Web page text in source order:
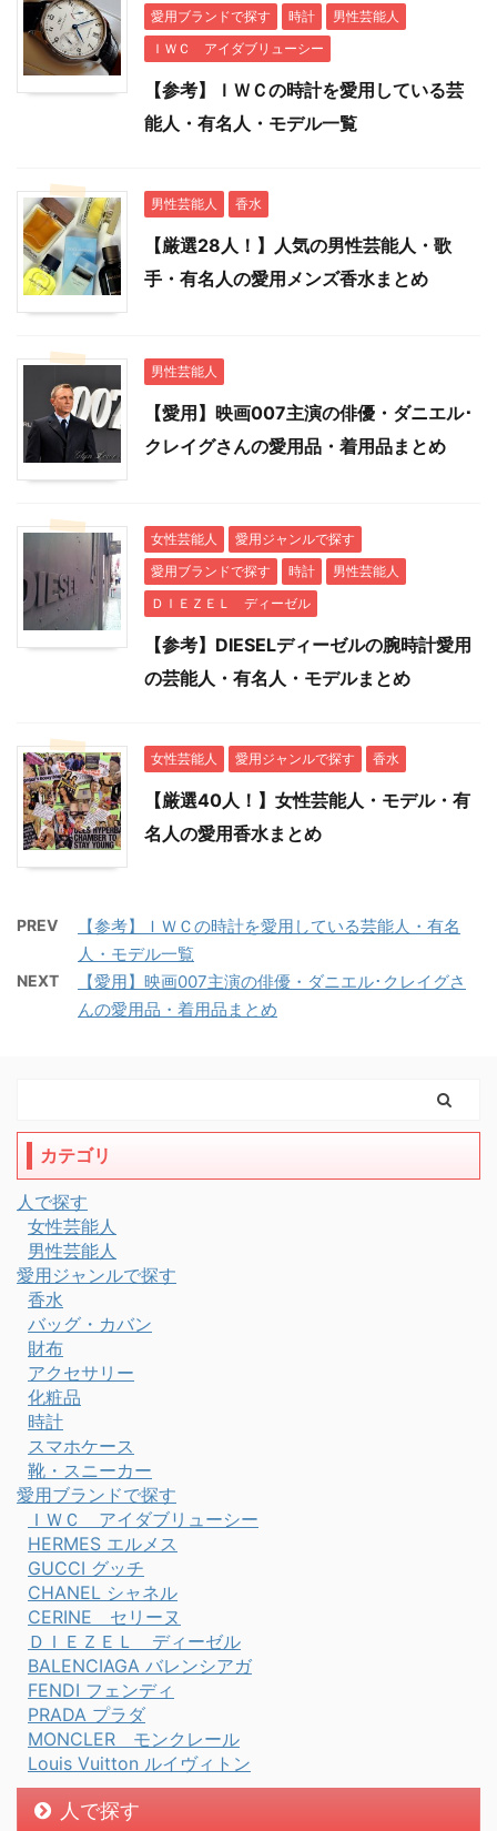
愛用ブランドで探す 時計
男性芸能人
ＩＷＣ アイダブリューシー
【参考】ＩＷＣの時計を愛用している芸
能人・有名人・モデル一覧
男性芸能人 香水
【厳選28人！】人気の男性芸能人・歌
手・有名人の愛用メンズ香水まとめ
男性芸能人
【愛用】映画007主演の俳優・ダニエル･
クレイグさんの愛用品・着用品まとめ
女性芸能人
愛用ジャンルで探す
愛用ブランドで探す
時計
男性芸能人
ＤＩＥＺＥＬ ディーゼル
【参考】DIESELディーゼルの腕時計愛用
の芸能人・有名人・モデルまとめ
女性芸能人 愛用ジャンルで探す 香水
【厳選40人！】女性芸能人・モデル・有
名人の愛用香水まとめ
PREV
【参考】ＩＷＣの時計を愛用している芸能人・有名
人・モデル一覧
NEXT
【愛用】映画007主演の俳優・ダニエル･クレイグさ
んの愛用品・着用品まとめ
カテゴリ
人で探す
女性芸能人
男性芸能人
愛用ジャンルで探す
香水
バッグ・カバン
財布
アクセサリー
化粧品
時計
スマホケース
靴・スニーカー
愛用ブランドで探す
ＩＷＣ アイダブリューシー
HERMES エルメス
GUCCI グッチ
CHANEL シャネル
CERINE セリーヌ
ＤＩＥＺＥＬ ディーゼル
BALENCIAGA バレンシアガ
FENDI フェンディ
PRADA プラダ
MONCLER モンクレール
Louis Vuitton ルイヴィトン
人で探す